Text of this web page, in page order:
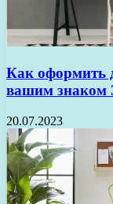
Как оформить
вашим знаком
20.07.2023